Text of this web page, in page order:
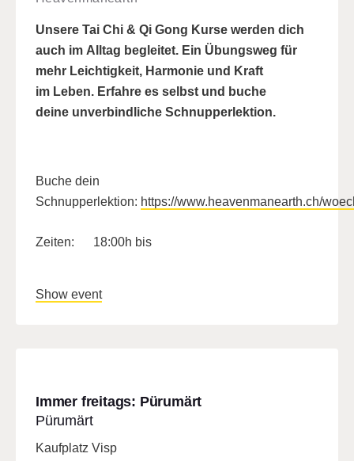
Unsere Tai Chi & Qi Gong Kurse werden dich
auch im Alltag begleitet. Ein Übungsweg für
mehr Leichtigkeit, Harmonie und Kraft
im Leben.​ Erfahre es selbst und buche
deine unverbindliche Schnupperlektion.
Buche dein
Schnupperlektion: https://www.heavenmanearth.ch/
Zeiten: 18:00h bis
Show event
Immer freitags: Pürumärt
Pürumärt
Kaufplatz Visp